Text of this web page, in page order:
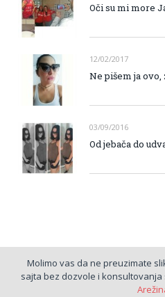
Oči su mi more
12/02/2017
Ne pišem ja ovo,
03/09/2016
Od jebača do
Molimo vas da ne preuzimate
sajta bez dozvole i konsultovanja